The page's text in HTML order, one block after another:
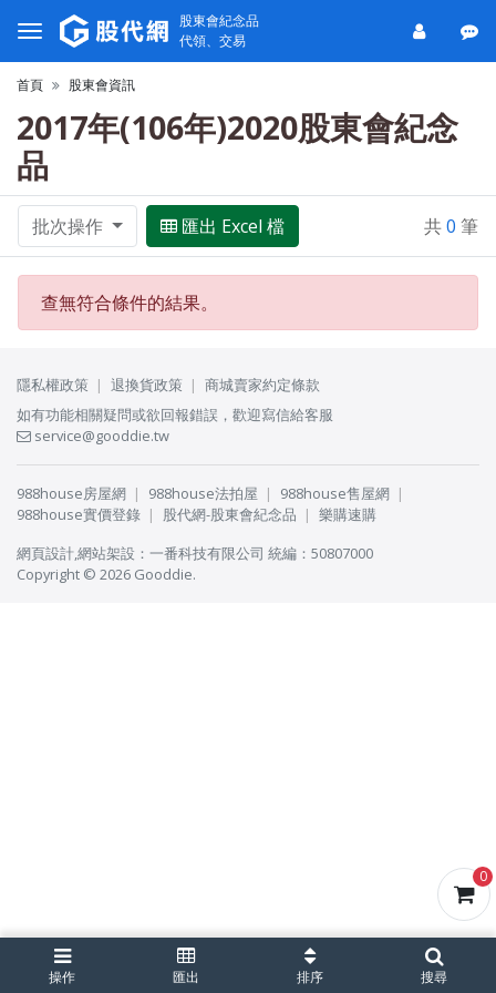
0
股東會紀念品
代領、交易
首頁 股東會資訊
2017年(106年)2020股東會紀念
品
批次操作 匯出 Excel 檔 共0 筆
查無符合條件的結果。
操作 匯出 排序 搜尋
隱私權政策 退換貨政策
商城賣家約定條款
如有功能相關疑問或欲回報錯誤，歡迎寫信給客服
service@gooddie.tw
988house房屋網 988house法拍屋
988house售屋網
988house實價登錄
股代網-股東會紀念品
樂購速購
網頁設計,網站架設 ： 一番科技有限公司 統編：50807000
Copyright © 2026 Gooddie.